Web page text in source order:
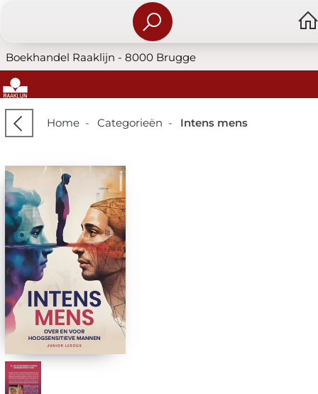
Boekhandel Raaklijn - 8000 Brugge
Home- Categorieën - Intens mens